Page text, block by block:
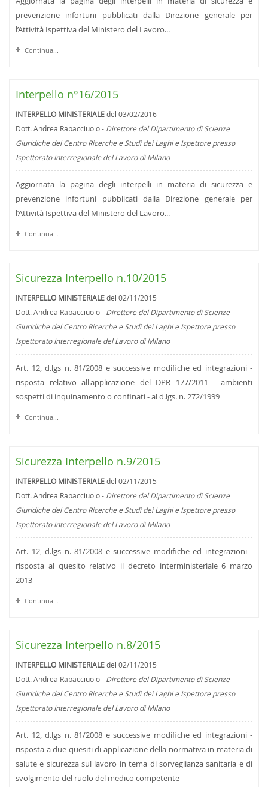
prevenzione infortuni pubblicati dalla Direzione generale per
l’Attività Ispettiva del Ministero del Lavoro...
Continua...
Interpello n°16/2015
INTERPELLO MINISTERIALEdel 03/02/2016
Dott. Andrea Rapacciuolo - Direttore del Dipartimento di Scienze
Giuridiche del Centro Ricerche e Studi dei Laghi e Ispettore presso
Ispettorato Interregionale del Lavoro di Milano
Aggiornata la pagina degli interpelli in materia di sicurezza e
prevenzione infortuni pubblicati dalla Direzione generale per
l’Attività Ispettiva del Ministero del Lavoro...
Continua...
Sicurezza Interpello n.10/2015
INTERPELLO MINISTERIALEdel 02/11/2015
Dott. Andrea Rapacciuolo - Direttore del Dipartimento di Scienze
Giuridiche del Centro Ricerche e Studi dei Laghi e Ispettore presso
Ispettorato Interregionale del Lavoro di Milano
Art. 12, d.lgs n. 81/2008 e successive modifiche ed integrazioni -
risposta relativo all'applicazione del DPR 177/2011 - ambienti
sospetti di inquinamento o confinati - al d.lgs. n. 272/1999
Continua...
Sicurezza Interpello n.9/2015
INTERPELLO MINISTERIALEdel 02/11/2015
Dott. Andrea Rapacciuolo - Direttore del Dipartimento di Scienze
Giuridiche del Centro Ricerche e Studi dei Laghi e Ispettore presso
Ispettorato Interregionale del Lavoro di Milano
Art. 12, d.lgs n. 81/2008 e successive modifiche ed integrazioni -
risposta al quesito relativo il decreto interministeriale 6 marzo
2013
Continua...
Sicurezza Interpello n.8/2015
INTERPELLO MINISTERIALEdel 02/11/2015
Dott. Andrea Rapacciuolo - Direttore del Dipartimento di Scienze
Giuridiche del Centro Ricerche e Studi dei Laghi e Ispettore presso
Ispettorato Interregionale del Lavoro di Milano
Art. 12, d.lgs n. 81/2008 e successive modifiche ed integrazioni -
risposta a due quesiti di applicazione della normativa in materia di
salute e sicurezza sul lavoro in tema di sorveglianza sanitaria e di
svolgimento del ruolo del medico competente